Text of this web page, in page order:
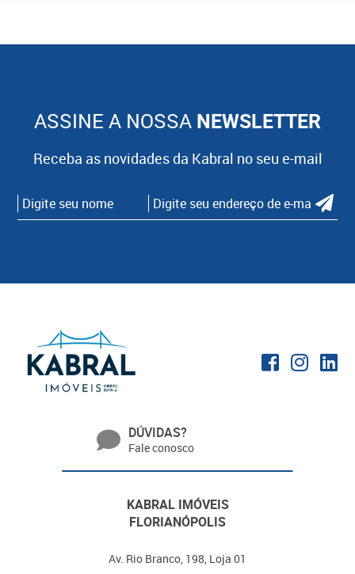
ASSINE A NOSSA NEWSLETTER
Receba as novidades da Kabral no seu e-mail
DÚVIDAS?
Fale conosco
KABRAL IMÓVEIS
FLORIANÓPOLIS
Av. Rio Branco, 198, Loja 01